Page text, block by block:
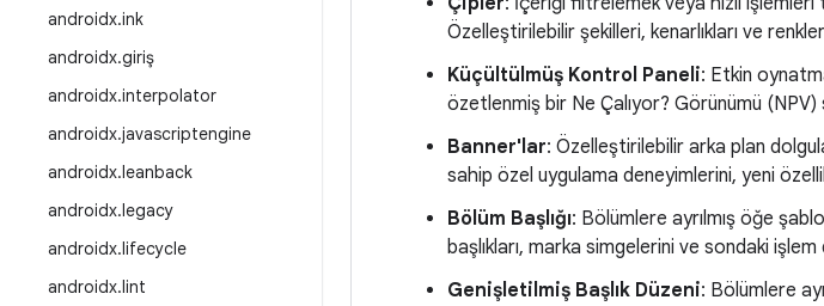
androidx.ink
androidx.giriş
androidx.interpolator
androidx.javascriptengine
androidx.leanback
androidx.legacy
androidx.lifecycle
androidx.lint
Özelleştirilebilir şekilleri, kenarlıkları ve
Küçültülmüş Kontrol Paneli: Etkin
özetlenmiş bir Ne Çalıyor? Görünümü (NPV)
Banner'lar: Özelleştirilebilir arka plan
sahip özel uygulama deneyimlerini, yeni
Bölüm Başlığı: Bölümlere ayrılmış öğe
başlıkları, marka simgelerini ve sondaki
Genişletilmiş Başlık Düzeni: Bölümlere